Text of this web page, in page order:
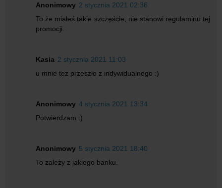
Anonimowy 2 stycznia 2021 02:36
To że miałeś takie szczęście, nie stanowi regulaminu tej
promocji.
Kasia 2 stycznia 2021 11:03
u mnie tez przeszło z indywidualnego :)
Anonimowy 4 stycznia 2021 13:34
Potwierdzam :)
Anonimowy 5 stycznia 2021 18:40
To zależy z jakiego banku.